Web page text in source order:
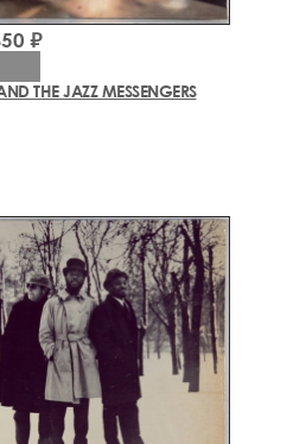
THE JAZZ MESSENGERS
₽